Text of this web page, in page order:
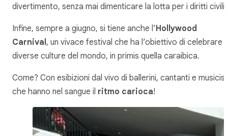
divertimento, senza mai dimenticare la lotta per i diritti civili.
Infine, sempre a giugno, si tiene anche l’Hollywood
Carnival, un vivace festival che ha l’obiettivo di celebrare
diverse culture del mondo, in primis quella caraibica.
Come? Con esibizioni dal vivo di ballerini, cantanti e
che hanno nel sangue il ritmo carioca!